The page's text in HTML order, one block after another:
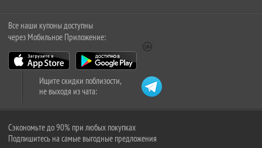
Все наши купоны доступны
через Мобильное Приложение:
Ищите скидки поблизости,
не выходя из чата:
Сэкономьте до 90% при любых покупках
Подпишитесь на самые выгодные предложения